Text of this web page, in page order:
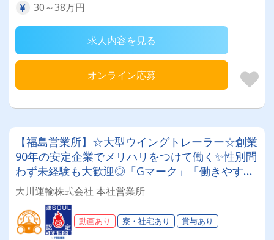
30～38万円
求人内容を見る
オンライン応募
【福島営業所】☆大型ウイングトレーラー☆創業
90年の安定企業でメリハリをつけて働く✨性別問
わず未経験も大歓迎◎「Gマーク」「働きやすい
職場認証制度」取得済み★入社祝い金や表彰制度
など福利厚生も充実♪♪
大川運輸株式会社 本社営業所
動画あり 寮・社宅あり 賞与あり